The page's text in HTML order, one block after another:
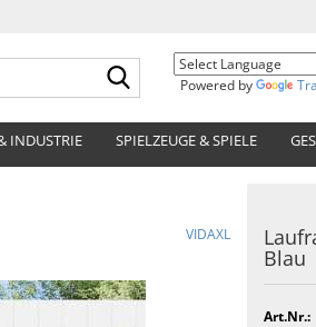
Suche...
Powered by
INDUSTRIE SPIELZEUGE & SPIELE
VIDAXL
Blau
Art.Nr.: